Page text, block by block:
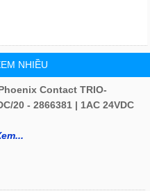
NHIỀU
Contact TRIO-
20 - 2866381 | 1AC 24VDC